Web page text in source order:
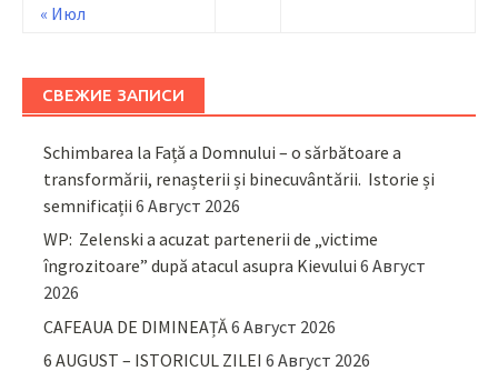
« Июл
СВЕЖИЕ ЗАПИСИ
Schimbarea la Față a Domnului – o sărbătoare a
transformării, renașterii și binecuvântării. Istorie și
semnificații 6 Август 2026
WP: Zelenski a acuzat partenerii de „victime
îngrozitoare” după atacul asupra Kievului 6 Август
2026
CAFEAUA DE DIMINEAȚĂ6 Август 2026
6 AUGUST – ISTORICUL ZILEI 6 Август 2026